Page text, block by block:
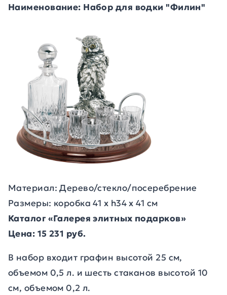
Наименование: Набор для водки "Филин"
Материал: Дерево/стекло/посеребрение
Размеры: коробка 41 х h34 х 41 см
Каталог «Галерея элитных подарков»
Цена: 15 231 руб.
В набор входит графин высотой 25 см,
объемом 0,5 л. и шесть стаканов высотой 10
см, объемом 0,2 л.